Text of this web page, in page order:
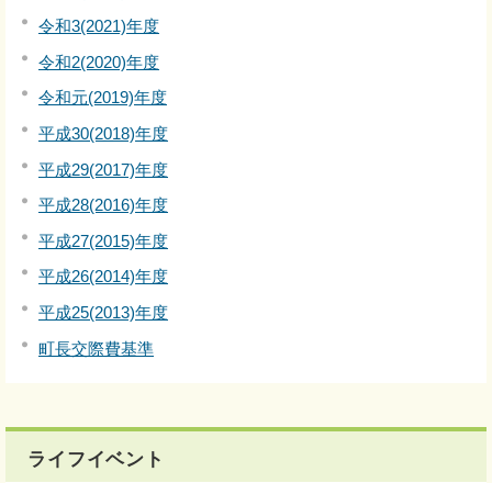
令和3(2021)年度
令和2(2020)年度
令和元(2019)年度
平成30(2018)年度
平成29(2017)年度
平成28(2016)年度
平成27(2015)年度
平成26(2014)年度
平成25(2013)年度
町長交際費基準
ライフイベント